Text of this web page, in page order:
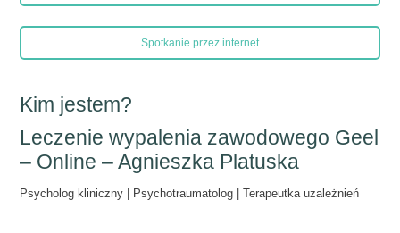
Kim jestem?
Leczenie wypalenia zawodowego Geel
– Online – Agnieszka Platuska
Psycholog kliniczny | Psychotraumatolog | Terapeutka uzależnień
Spotkanie przez internet